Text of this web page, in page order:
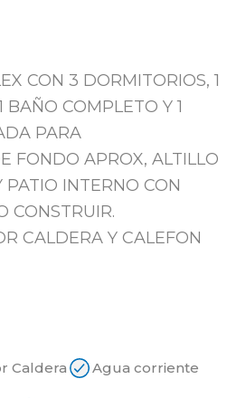
CON 3 DORMITORIOS, 1
BAÑO COMPLETO Y 1
PARA
FONDO APROX, ALTILLO
PATIO INTERNO CON
CONSTRUIR.
CALDERA Y CALEFON
Caldera Agua corriente